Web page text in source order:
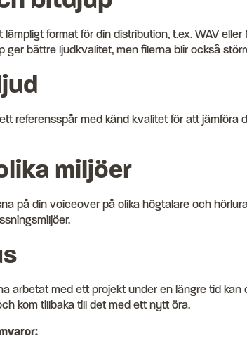
lämpligt format för din distribution, t.ex. WAV eller
ger bättre ljudkvalitet, men filerna blir också
referensspår med känd kvalitet för att jämföra
miljöer
på din voiceover på olika högtalare och
arbetat med ett projekt under en längre tid kan
kom tillbaka till det med ett nytt öra.